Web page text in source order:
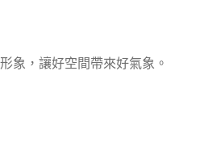
象，讓好空間帶來好氣象。